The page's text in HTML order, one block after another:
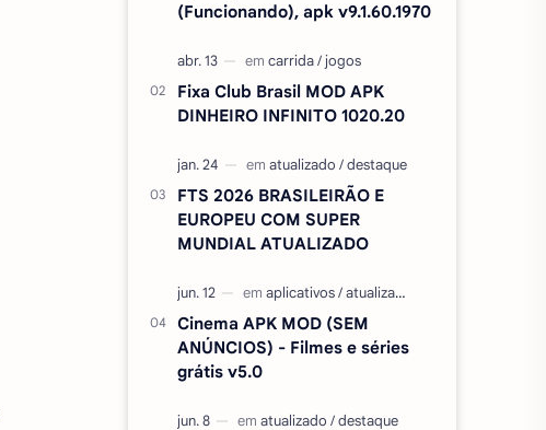
(Funcionando), apk v9.1.60.1970
Fixa Club Brasil MOD APK
DINHEIRO INFINITO 1020.20
FTS 2026 BRASILEIRÃO E
EUROPEU COM SUPER
MUNDIAL ATUALIZADO
Cinema APK MOD (SEM
ANÚNCIOS) - Filmes e séries
grátis v5.0